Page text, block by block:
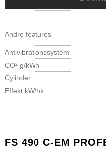
Andre features
Antivibrationssystem
CO² g/kWh
Cylinder
Effekt kW/hk
FS 490 C-EM